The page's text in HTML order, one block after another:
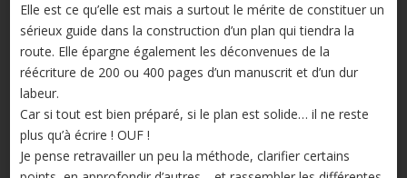
Elle est ce qu’elle est mais a surtout le mérite de constituer un
sérieux guide dans la construction d’un plan qui tiendra la
route. Elle épargne également les déconvenues de la
réécriture de 200 ou 400 pages d’un manuscrit et d’un dur
labeur.
Car si tout est bien préparé, si le plan est solide… il ne reste
plus qu’à écrire ! OUF !
Je pense retravailler un peu la méthode, clarifier certains